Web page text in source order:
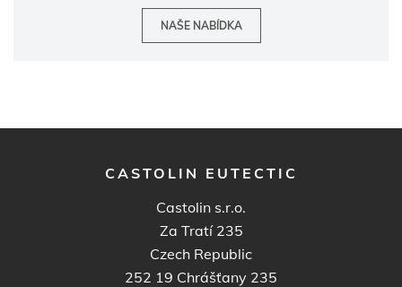
NAŠE NABÍDKA
CASTOLIN EUTECTIC
Castolin s.r.o.
Za Tratí 235
Czech Republic
252 19 Chrášťany 235